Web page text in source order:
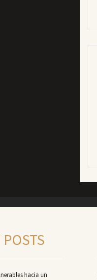
hacia un